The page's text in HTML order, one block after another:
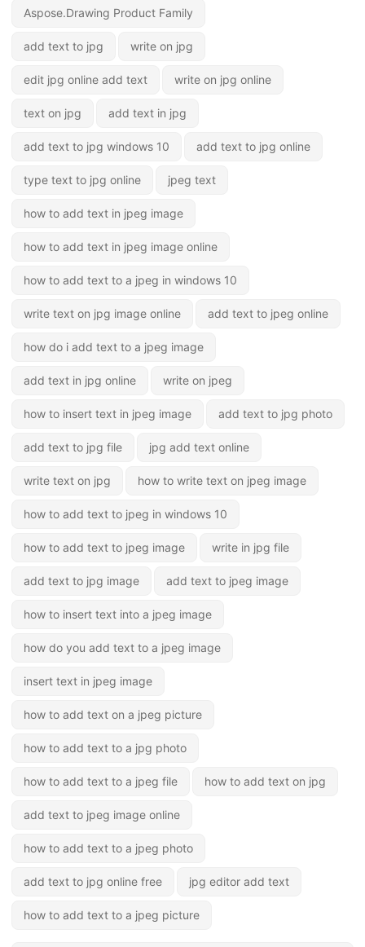
Aspose.Drawing Product Family
add text to jpg write on jpg
edit jpg online add text write on jpg online
text on jpg add text in jpg
add text to jpg windows 10 add text to jpg online
type text to jpg online jpeg text
how to add text in jpeg image
how to add text in jpeg image online
how to add text to a jpeg in windows 10
write text on jpg image online add text to jpeg online
how do i add text to a jpeg image
add text in jpg online write on jpeg
how to insert text in jpeg image add text to jpg photo
add text to jpg file jpg add text online
write text on jpg how to write text on jpeg image
how to add text to jpeg in windows 10
how to add text to jpeg image write in jpg file
add text to jpg image add text to jpeg image
how to insert text into a jpeg image
how do you add text to a jpeg image
insert text in jpeg image
how to add text on a jpeg picture
how to add text to a jpg photo
how to add text to a jpeg file how to add text on jpg
add text to jpeg image online
how to add text to a jpeg photo
add text to jpg online free jpg editor add text
how to add text to a jpeg picture